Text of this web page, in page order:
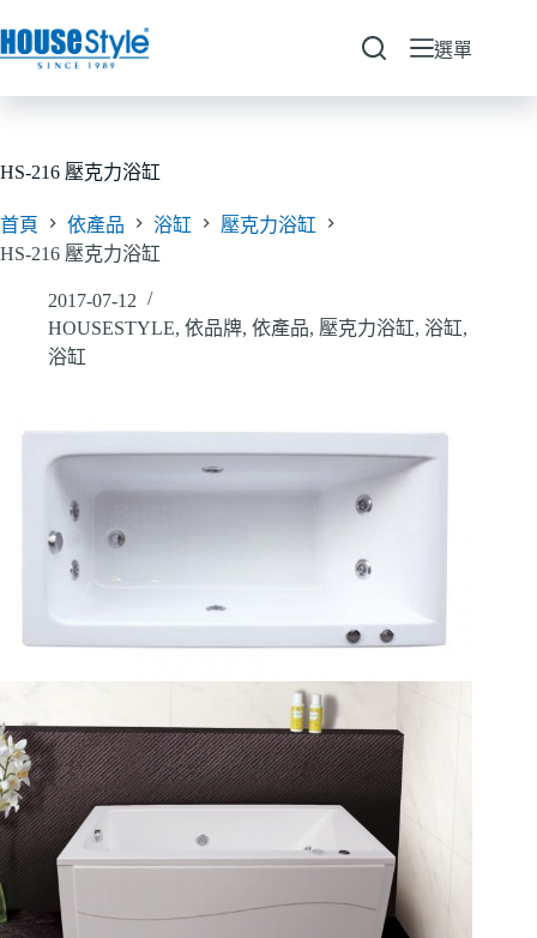
至
要
選單
HS-216 壓克力浴缸
首頁 依產品 浴缸
壓克力浴缸
HS-216 壓克力浴缸
2017-07-12
HOUSESTYLE, 依品牌, 依產品, 壓克力浴缸, 浴缸,
浴缸